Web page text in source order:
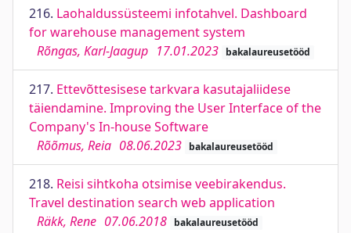
216. Laohaldussüsteemi infotahvel. Dashboard
for warehouse management system
Rõngas, Karl-Jaagup 17.01.2023 bakalaureusetööd
217. Ettevõttesisese tarkvara kasutajaliidese
täiendamine. Improving the User Interface of the
Company's In-house Software
Rõõmus, Reia 08.06.2023 bakalaureusetööd
218. Reisi sihtkoha otsimise veebirakendus.
Travel destination search web application
Räkk, Rene 07.06.2018 bakalaureusetööd